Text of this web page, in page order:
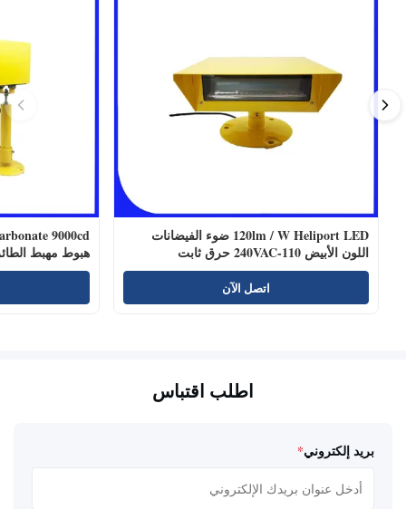
120lm / W Heliport LED ضوء الفيضانات
اللون الأبيض 110-240VAC حرق ثابت
اتصل الآن
هبوط مهبط
اطلب اقتباس
بريد إلكتروني*